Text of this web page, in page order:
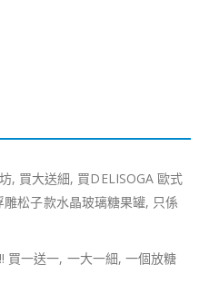
, 買大送細, 買DELISOGA 歐式
松子款水晶玻璃糖果罐, 只係
買一送一, 一大一細, 一個放糖